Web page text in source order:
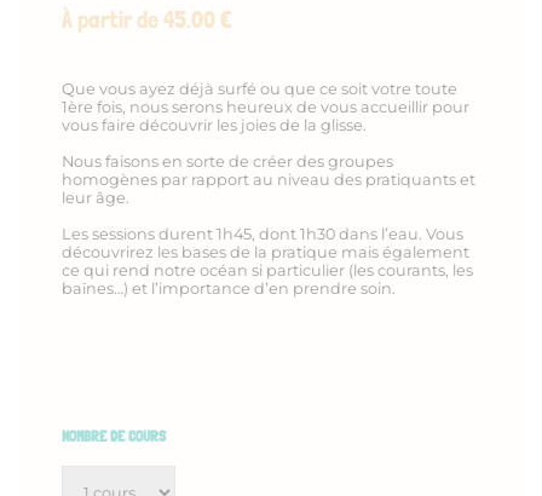
À partir de 45.00 €
Que vous ayez déjà surfé ou que ce soit votre toute
1ère fois, nous serons heureux de vous accueillir pour
vous faire découvrir les joies de la glisse.
Nous faisons en sorte de créer des groupes
homogènes par rapport au niveau des pratiquants et
leur âge.
Les sessions durent 1h45, dont 1h30 dans l’eau. Vous
découvrirez les bases de la pratique mais également
ce qui rend notre océan si particulier (les courants, les
baïnes…) et l’importance d’en prendre soin.
NOMBRE DE COURS